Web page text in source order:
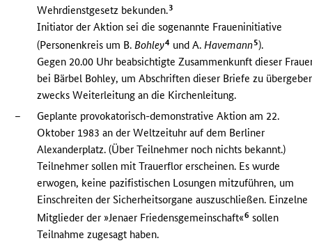
Wehrdienstgesetz bekunden.3
Initiator der Aktion sei die sogenannte Fraueninitiative
(Personenkreis um B. Bohley4 und A. Havemann5).
Gegen 20.00 Uhr beabsichtigte Zusammenkunft dieser
bei Bärbel Bohley, um Abschriften dieser Briefe zu
zwecks Weiterleitung an die Kirchenleitung.
–
Geplante provokatorisch-demonstrative Aktion am 22.
Oktober 1983 an der Weltzeituhr auf dem Berliner
Alexanderplatz. (Über Teilnehmer noch nichts bekannt.)
Teilnehmer sollen mit Trauerflor erscheinen. Es wurde
erwogen, keine pazifistischen Losungen mitzuführen, um
Einschreiten der Sicherheitsorgane auszuschließen. Einzelne
Mitglieder der »Jenaer Friedensgemeinschaft«6 sollen
Teilnahme zugesagt haben.